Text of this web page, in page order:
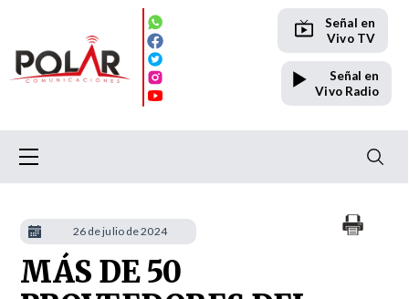
Señal en
Vivo TV
Señal en
Vivo Radio
MÁS DE 50
26 de julio de 2024